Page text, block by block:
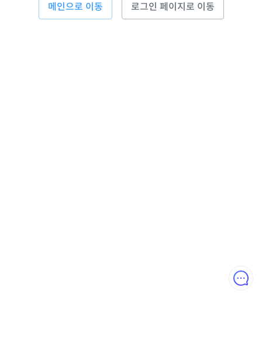
메인으로 이동 로그인 페이지로 이동